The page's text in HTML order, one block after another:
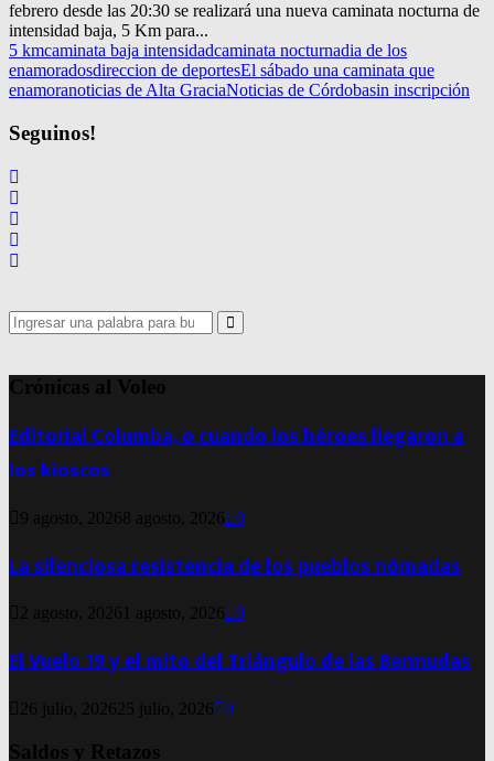
febrero desde las 20:30 se realizará una nueva caminata nocturna de
intensidad baja, 5 Km para...
5 kmcaminata baja intensidadcaminata nocturnadia de los
enamoradosdireccion de deportesEl sábado una caminata que
enamoranoticias de Alta GraciaNoticias de Córdobasin inscripción
Seguinos!
Search
for:
Search
Crónicas al Voleo
Editorial Columba, o cuando los héroes llegaron a
los kioscos
9 agosto, 20268 agosto, 2026 0
La silenciosa resistencia de los pueblos nómadas
2 agosto, 2026 1 agosto, 2026 0
El Vuelo 19 y el mito del Triángulo de las Bermudas
26 julio, 2026 25 julio, 2026 0
Saldos y Retazos